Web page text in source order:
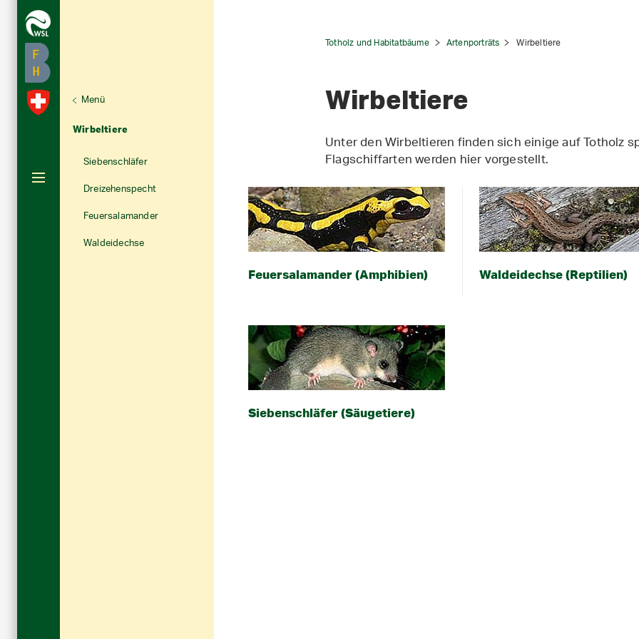
Unternavigation
Menü
Wirbeltiere
Aktuelle Navigation
Siebenschläfer
Dreizehenspecht
Feuersalamander
Waldeidechse
Totholz und Habitatbäume Artenporträts Wirbeltiere
Wirbeltiere
Unter den Wirbeltieren finden sich einige auf Totholz
Flagschiffarten werden hier vorgestellt.
Feuersalamander (Amphibien) Waldeidechse (Reptilien)
Siebenschläfer (Säugetiere)